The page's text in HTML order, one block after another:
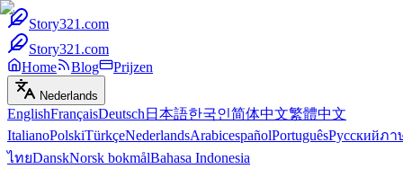
Story321.com
Story321.com
Home
Blog Prijzen
Nederlands
EnglishFrançaisDeutsch 日本語한국인简体中文繁體中文
ItalianoPolskiTürkçeNederlandsArabicespañolPortuguêsРусскийภา
ไทยDanskNorsk bokmålBahasa Indonesia